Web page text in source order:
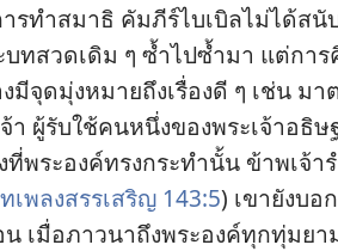
รทำสมาธิ คัมภีร์ไบเบิลไม่ได้สนั
บทสวดเดิม ๆ ซ้ำไปซ้ำมา แต่การ
มีจุดมุ่งหมายถึงเรื่องดี ๆ เช่น ม
า ผู้รับใช้คนหนึ่งของพระเจ้าอธิษ
ที่พระองค์ทรงกระทำนั้น ข้าพเจ้า
เพลงสรรเสริญ 143:5) เขายังบอก
เมื่อภาวนาถึงพระองค์ทุกทุ่มยา